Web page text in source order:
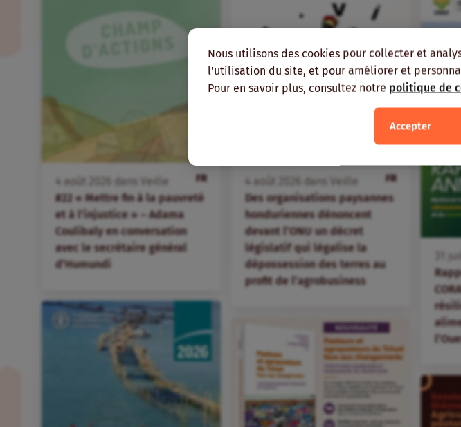
Nous utilisons des cookies pour collecter et
l'utilisation du site, et pour améliorer et
Pour en savoir plus, consultez notre politique de
Accepter
FR
4 août dans
Veille
#22 « Mettre fin à la pauvreté
et à l’injustice » – Adama
Coulibaly en conversation
avec le secrétaire général
d’Humundi
FR
4 août dans
Veille
Des organisations paysannes
honduriennes dénoncent
devant l’ONU un décret
législatif qui légalise la
dépossession des terres au
profit de l’agrobusiness